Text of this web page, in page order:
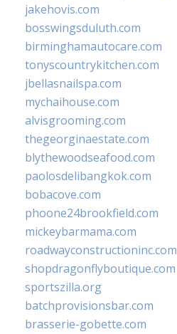
jakehovis.com
bosswingsduluth.com
birminghamautocare.com
tonyscountrykitchen.com
jbellasnailspa.com
mychaihouse.com
alvisgrooming.com
thegeorginaestate.com
blythewoodseafood.com
paolosdelibangkok.com
bobacove.com
phoone24brookfield.com
mickeybarmama.com
roadwayconstructioninc.com
shopdragonflyboutique.com
sportszilla.org
batchprovisionsbar.com
brasserie-gobette.com